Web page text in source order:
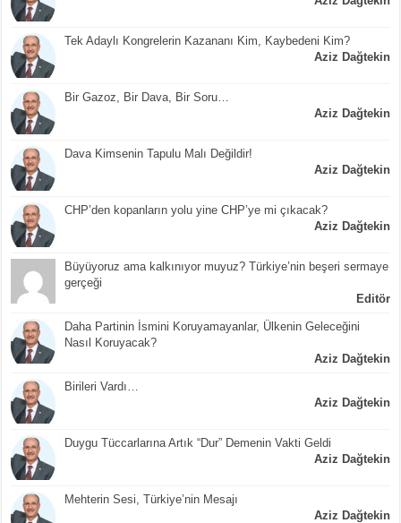
Tek Adaylı Kongrelerin Kazananı Kim, Kaybedeni Kim?
Aziz Dağtekin
Bir Gazoz, Bir Dava, Bir Soru…
Aziz Dağtekin
Dava Kimsenin Tapulu Malı Değildir!
Aziz Dağtekin
CHP’den kopanların yolu yine CHP’ye mi çıkacak?
Aziz Dağtekin
Büyüyoruz ama kalkınıyor muyuz? Türkiye’nin beşeri sermaye
gerçeği
Editör
Daha Partinin İsmini Koruyamayanlar, Ülkenin Geleceğini
Nasıl Koruyacak?
Aziz Dağtekin
Birileri Vardı…
Aziz Dağtekin
Duygu Tüccarlarına Artık “Dur” Demenin Vakti Geldi
Aziz Dağtekin
Mehterin Sesi, Türkiye’nin Mesajı
Aziz Dağtekin